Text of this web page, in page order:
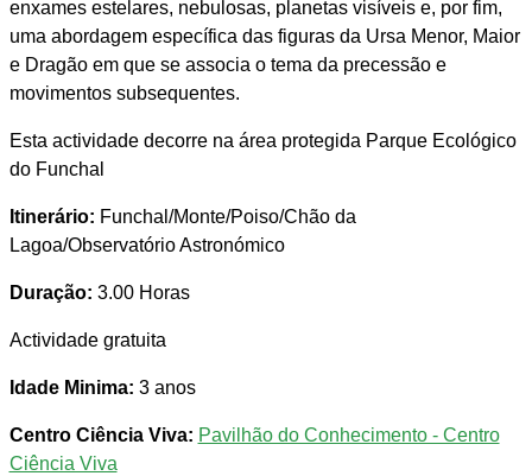
enxames estelares, nebulosas, planetas visíveis e, por fim,
uma abordagem específica das figuras da Ursa Menor, Maior
e Dragão em que se associa o tema da precessão e
movimentos subsequentes.
Esta actividade decorre na área protegida Parque Ecológico
do Funchal
Itinerário: Funchal/Monte/Poiso/Chão da
Lagoa/Observatório Astronómico
Duração: 3.00 Horas
Actividade gratuita
Idade Minima: 3 anos
Centro Ciência Viva: Pavilhão do Conhecimento - Centro
Ciência Viva